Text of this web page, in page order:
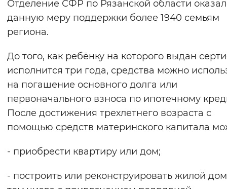
Синий фон
Включены Выключены
Воспроизвести Остановить
Вернуть стандартные настройки
Отделение СФР по Рязанской области
данную меру поддержки более 1940 семьям
региона.
До того, как ребёнку на которого выдан
исполнится три года, средства можно
на погашение основного долга или
первоначального взноса по ипотечному
После достижения трехлетнего возраста с
помощью средств материнского капитала
- приобрести квартиру или дом;
- построить или реконструировать жилой